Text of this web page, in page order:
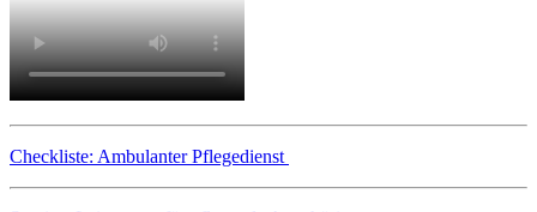
Checkliste: Ambulanter Pflegedienst